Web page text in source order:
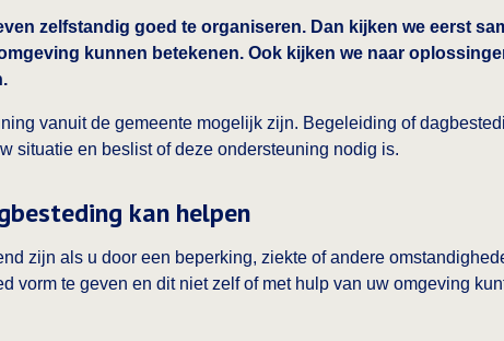
zelfstandig goed te organiseren. Dan kijken we eerst
kunnen betekenen. Ook kijken we naar
vanuit de gemeente mogelijk zijn. Begeleiding of
situatie en beslist of deze ondersteuning nodig is.
kan helpen
zijn als u door een beperking, ziekte of andere
vorm te geven en dit niet zelf of met hulp van uw omgeving